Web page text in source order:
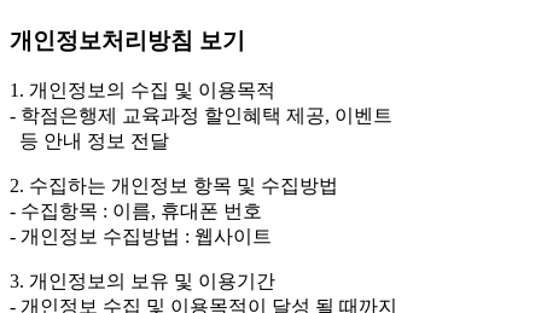
개인정보처리방침 보기
1. 개인정보의 수집 및 이용목적
- 학점은행제 교육과정 할인혜택 제공, 이벤트
등 안내 정보 전달
2. 수집하는 개인정보 항목 및 수집방법
- 수집항목 : 이름, 휴대폰 번호
- 개인정보 수집방법 : 웹사이트
3. 개인정보의 보유 및 이용기간
- 개인정보 수집 및 이용목적이 달성 될 때까지